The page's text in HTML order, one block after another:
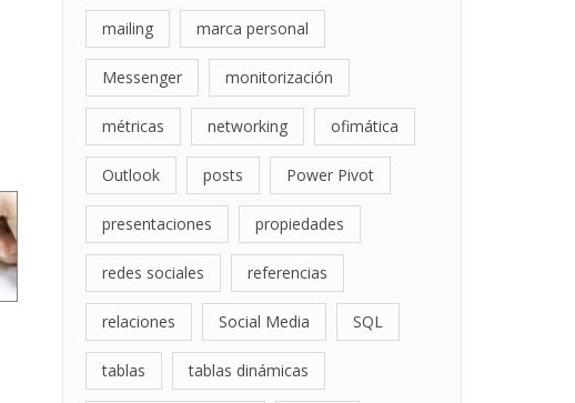
mailing marca personal
Messenger monitorización
métricas networking ofimática
Outlook posts Power Pivot
presentaciones propiedades
redes sociales referencias
relaciones Social Media SQL
tablas tablas dinámicas